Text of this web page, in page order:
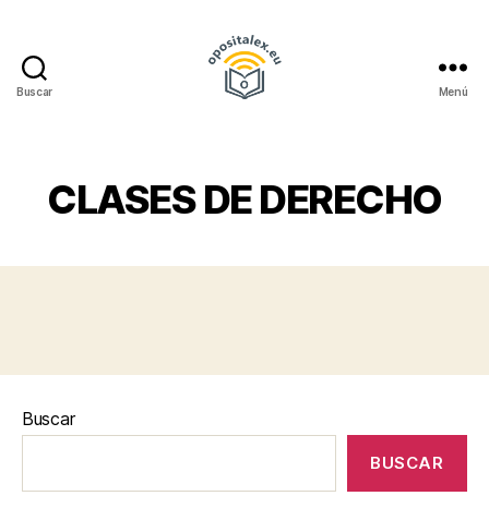
Buscar Menú
CLASES DE DERECHO
Buscar
BUSCAR